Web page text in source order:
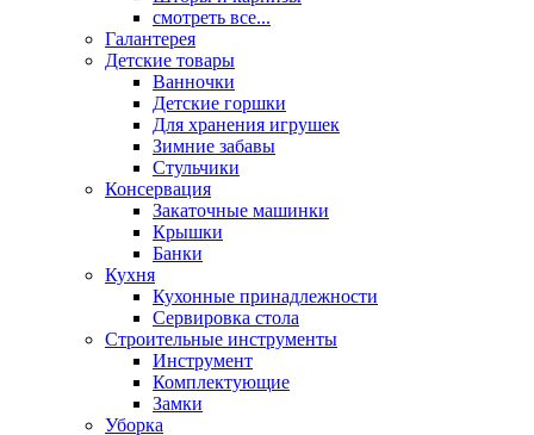
смотреть все...
Галантерея
Детские товары
Ванночки
Детские горшки
Для хранения игрушек
Зимние забавы
Стульчики
Консервация
Закаточные машинки
Крышки
Банки
Кухня
Кухонные принадлежности
Сервировка стола
Строительные инструменты
Инструмент
Комплектующие
Замки
Уборка